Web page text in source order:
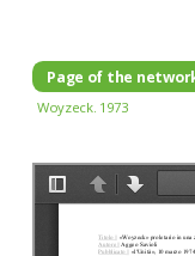
Page of the
Woyzeck. 1973